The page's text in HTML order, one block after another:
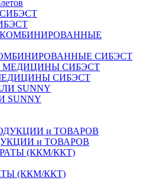
СИБЭСТ
СИБЭСТ
SUNNY
и ТОВАРОВ
(ККМ/ККТ)